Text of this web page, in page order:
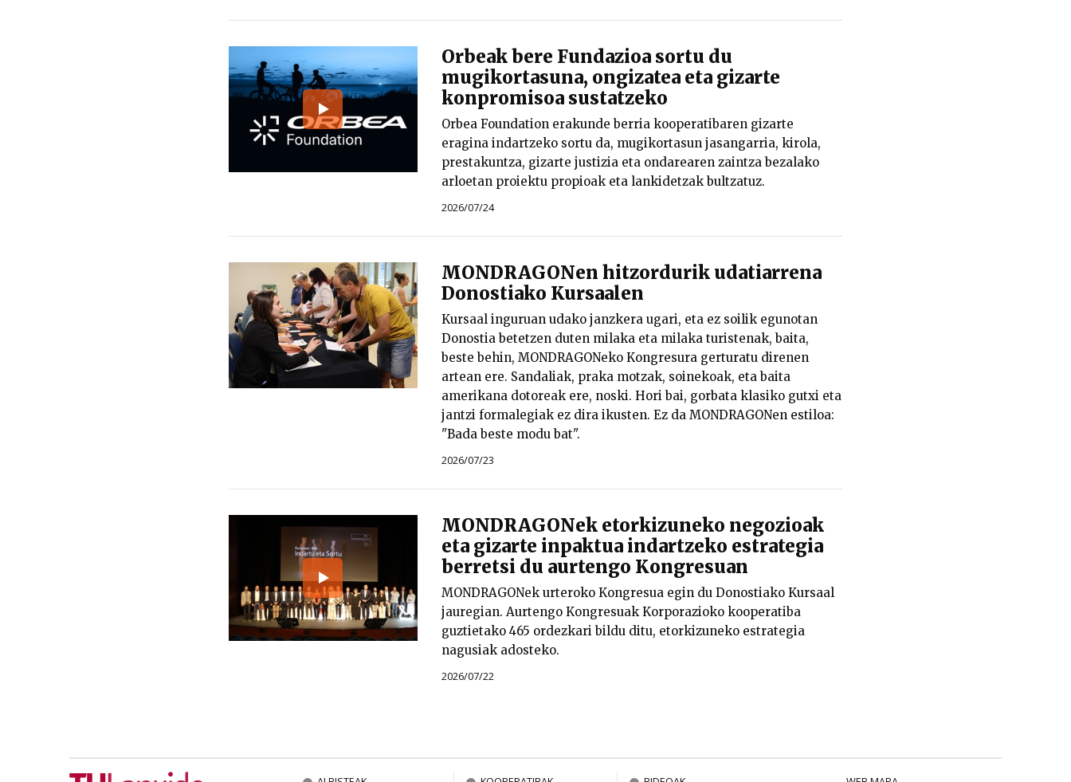
Orbeak bere Fundazioa sortu du
mugikortasuna, ongizatea eta gizarte
konpromisoa sustatzeko
Orbea Foundation erakunde berria kooperatibaren gizarte
eragina indartzeko sortu da, mugikortasun jasangarria, kirola,
prestakuntza, gizarte justizia eta ondarearen zaintza bezalako
arloetan proiektu propioak eta lankidetzak bultzatuz.
2026/07/24
MONDRAGONen hitzordurik udatiarrena
Donostiako Kursaalen
Kursaal inguruan udako janzkera ugari, eta ez soilik egunotan
Donostia betetzen duten milaka eta milaka turistenak, baita,
beste behin, MONDRAGONeko Kongresura gerturatu direnen
artean ere. Sandaliak, praka motzak, soinekoak, eta baita
amerikana dotoreak ere, noski. Hori bai, gorbata klasiko gutxi eta
jantzi formalegiak ez dira ikusten. Ez da MONDRAGONen estiloa:
"Bada beste modu bat".
2026/07/23
MONDRAGONek etorkizuneko negozioak
eta gizarte inpaktua indartzeko estrategia
berretsi du aurtengo Kongresuan
MONDRAGONek urteroko Kongresua egin du Donostiako Kursaal
jauregian. Aurtengo Kongresuak Korporazioko kooperatiba
guztietako 465 ordezkari bildu ditu, etorkizuneko estrategia
nagusiak adosteko.
2026/07/22